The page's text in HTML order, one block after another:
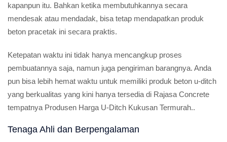
kapanpun itu. Bahkan ketika membutuhkannya secara
mendesak atau mendadak, bisa tetap mendapatkan produk
beton pracetak ini secara praktis.
Ketepatan waktu ini tidak hanya mencangkup proses
pembuatannya saja, namun juga pengiriman barangnya. Anda
pun bisa lebih hemat waktu untuk memiliki produk beton u-ditch
yang berkualitas yang kini hanya tersedia di Rajasa Concrete
tempatnya Produsen Harga U-Ditch Kukusan Termurah..
Tenaga Ahli dan Berpengalaman